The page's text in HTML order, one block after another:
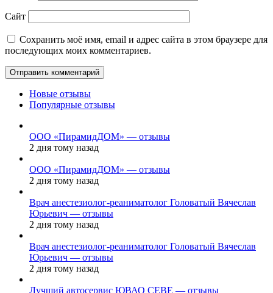
Сайт
Сохранить моё имя, email и адрес сайта в этом браузере для
последующих моих комментариев.
Новые отзывы
Популярные отзывы
ООО «ПирамидДОМ» — отзывы
2 дня тому назад
ООО «ПирамидДОМ» — отзывы
2 дня тому назад
Врач анестезиолог-реаниматолог Головатый Вячеслав
Юрьевич — отзывы
2 дня тому назад
Врач анестезиолог-реаниматолог Головатый Вячеслав
Юрьевич — отзывы
2 дня тому назад
Лучший автосервис ЮВАО CEBE — отзывы